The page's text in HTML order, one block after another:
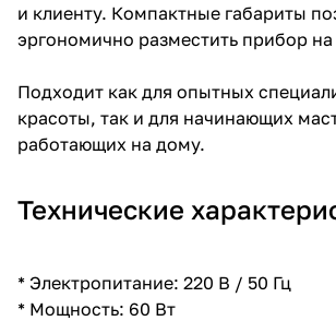
и клиенту. Компактные габариты
эргономично разместить прибор
Подходит как для опытных
красоты, так и для начинающих
работающих на дому.
Технические
* Электропитание: 220 В / 50 Гц
* Мощность: 60 Вт